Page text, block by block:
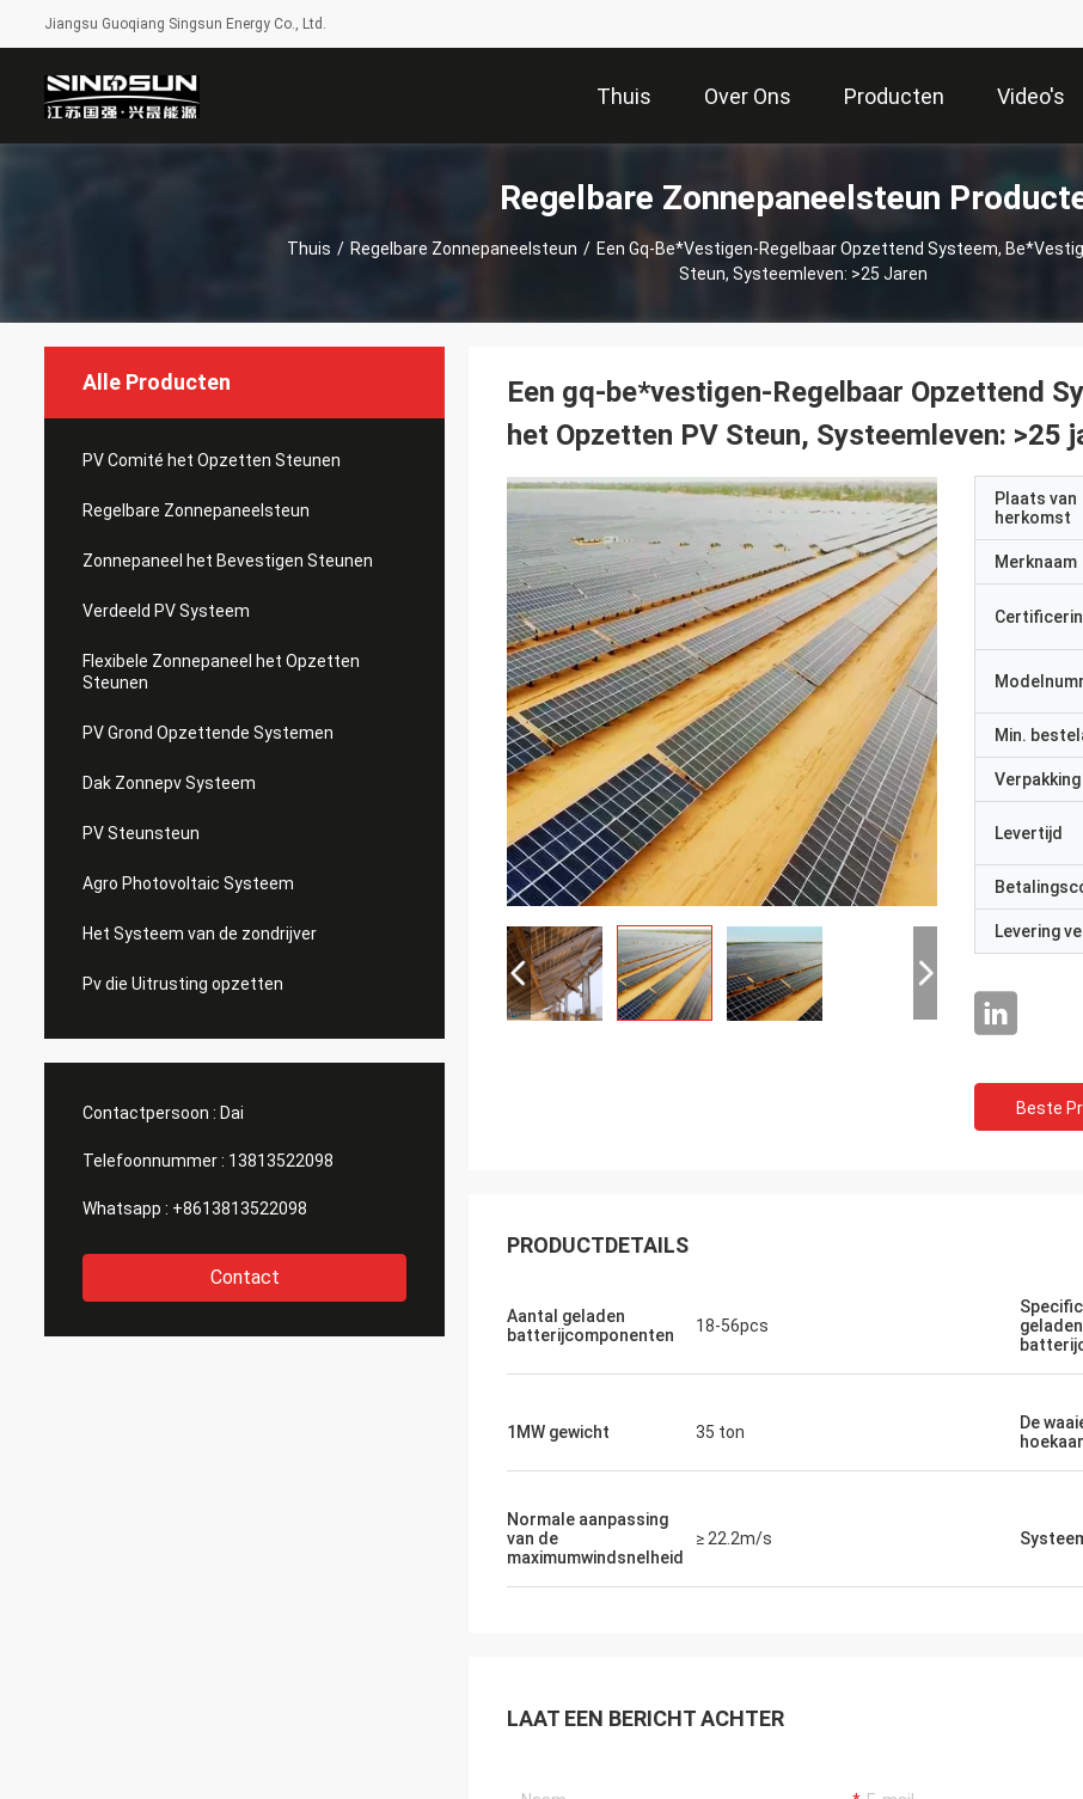
Jiangsu Guoqiang Singsun Energy Co., Ltd.
Thuis Over Ons Producten Video's
Regelbare Zonnepaneelsteun
Thuis / Regelbare Zonnepaneelsteun / Een Gq-Be*vestigen-Regelbaar Opzettend Systeem,
Steun, Systeemleven: >25 Jaren
Alle Producten
PV Comité het Opzetten Steunen
Regelbare Zonnepaneelsteun
Zonnepaneel het Bevestigen Steunen
Verdeeld PV Systeem
Flexibele Zonnepaneel het Opzetten
Steunen
PV Grond Opzettende Systemen
Dak Zonnepv Systeem
PV Steunsteun
Agro Photovoltaic Systeem
Het Systeem van de zondrijver
Pv die Uitrusting opzetten
Contactpersoon : Dai
Telefoonnummer : 13813522098
Whatsapp : +8613813522098
Contact
Een gq-be*vestigen-Regelbaar Opzettend
het Opzetten PV Steun, Systeemleven: >25
Plaats van
herkomst
Merknaam
Min.
Levertijd
Levering
Beste
PRODUCTDETAILS
Aantal geladen
batterijcomponenten
18-56pcs
geladen
1MW gewicht 35 ton
De
Normale aanpassing
van de
maximumwindsnelheid
≥ 22.2m/s
LAAT EEN BERICHT ACHTER